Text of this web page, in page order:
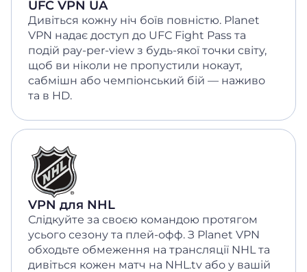
UFC VPN UA
Дивіться кожну ніч боїв повністю. Planet
VPN надає доступ до UFC Fight Pass та
подій pay-per-view з будь-якої точки світу,
щоб ви ніколи не пропустили нокаут,
сабмішн або чемпіонський бій — наживо
та в HD.
VPN для NHL
Слідкуйте за своєю командою протягом
усього сезону та плей-офф. З Planet VPN
обходьте обмеження на трансляції NHL та
дивіться кожен матч на NHL.tv або у вашій